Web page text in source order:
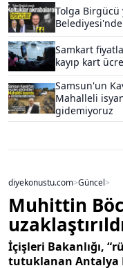
Tolga Birgücü
Samkart
kayıp kart
Samsun'un
Mahalleli
gidemiyoruz
diyekonustu.com>Güncel>
Muhittin
İçişleri Bakanlığı,
tutuklanan Antalya